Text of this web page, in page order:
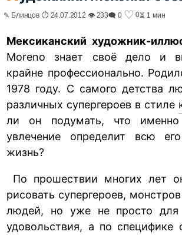
✎ Блинцов ⏱ 24.07.2012 👁 233🗨 0 ♡ 0⏳ 1 мин
Мексиканский художник-
Moreno знает своё дело и
крайне профессионально.
1978 году. С самого детства
различных супергероев в стиле
ли он подумать, что именно
увлечение определит всю
жизнь?
По прошествии многих лет
рисовать супергероев,
людей, но уже не просто для
удовольствия, а по специфике